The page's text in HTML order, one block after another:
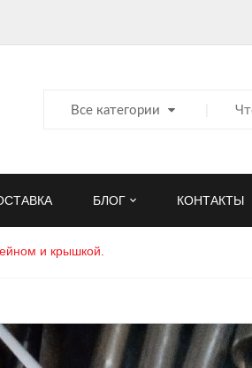
Все категории
БЛОГ КОНТАКТЫ
и крышкой.